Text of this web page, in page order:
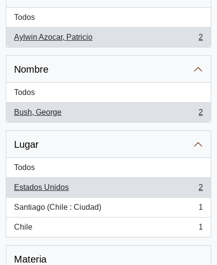
Todos
Aylwin Azocar, Patricio
, 2 resultados
2
Nombre
Todos
Bush, George
, 2 resultados
2
Lugar
Todos
Estados Unidos
, 2 resultados
2
Santiago (Chile : Ciudad)
, 1 resultados
1
Chile
, 1 resultados
1
Materia